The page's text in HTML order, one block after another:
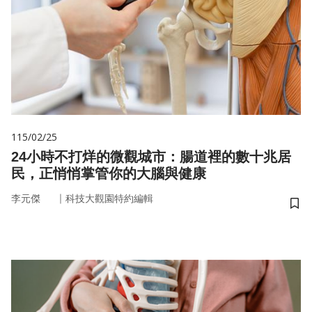
115/02/25
24小時不打烊的微觀城市：腸道裡的數十兆居
民，正悄悄掌管你的大腦與健康
李元傑 ｜ 科技大觀園特約編輯
儲